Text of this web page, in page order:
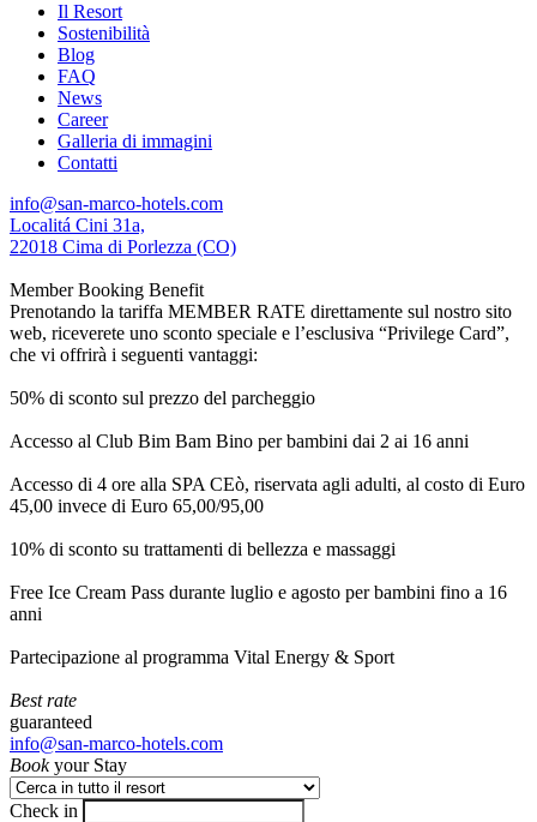
Il Resort
Sostenibilità
Blog
FAQ
News
Career
Galleria di immagini
Contatti
info@san-marco-hotels.com
Localitá Cini 31a,
22018 Cima di Porlezza (CO)
Member Booking Benefit
Prenotando la tariffa MEMBER RATE direttamente sul nostro sito
web, riceverete uno sconto speciale e l’esclusiva “Privilege Card”,
che vi offrirà i seguenti vantaggi:
50% di sconto sul prezzo del parcheggio
Accesso al Club Bim Bam Bino per bambini dai 2 ai 16 anni
Accesso di 4 ore alla SPA CEò, riservata agli adulti, al costo di Euro
45,00 invece di Euro 65,00/95,00
10% di sconto su trattamenti di bellezza e massaggi
Free Ice Cream Pass durante luglio e agosto per bambini fino a 16
anni
Partecipazione al programma Vital Energy & Sport
Best rate
guaranteed
info@san-marco-hotels.com
Bookyour Stay
Check in